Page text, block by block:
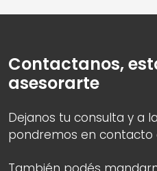
Contactanos,
asesorarte
Dejanos tu consulta y a
pondremos en contacto